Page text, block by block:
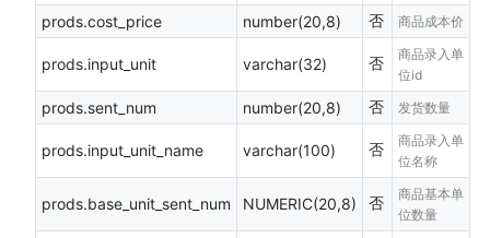
prods.cost_price number(20,8) 否 商品成本价
prods.input_unit varchar(32) 否
商品录入单
位id
prods.sent_num number(20,8) 否 发货数量
prods.input_unit_name varchar(100) 否
商品录入单
位名称
prods.base_unit_sent_num NUMERIC(20,8) 否
商品基本单
位数量